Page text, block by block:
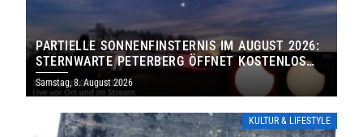
PARTIELLE SONNENFINSTERNIS IM AUGUST 2026:
STERNWARTE PETERBERG ÖFFNET KOSTENLOS
IHRE TORE
Samstag, 8. August 2026
KULTUR & LIFESTYLE